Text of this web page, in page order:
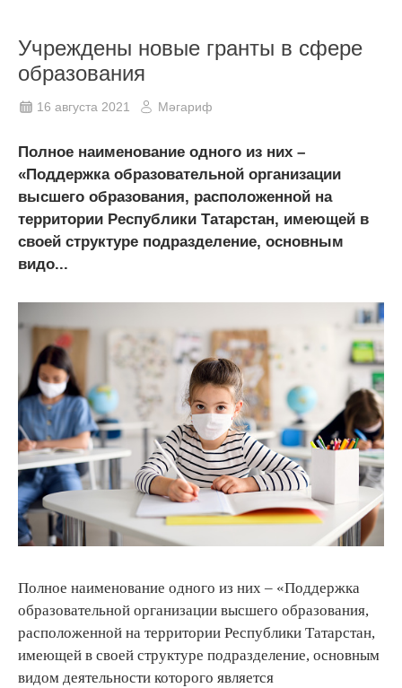
Учреждены новые гранты в сфере
образования
16 августа 2021 Мәгариф
Полное наименование одного из них –
«Поддержка образовательной организации
высшего образования, расположенной на
территории Республики Татарстан, имеющей в
своей структуре подразделение, основным
видо...
Полное наименование одного из них – «Поддержка
образовательной организации высшего образования,
расположенной на территории Республики Татарстан,
имеющей в своей структуре подразделение, основным
видом деятельности которого является